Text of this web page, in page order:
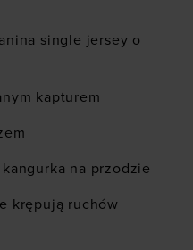
single jersey o
kapturem
na przodzie
krępują ruchów